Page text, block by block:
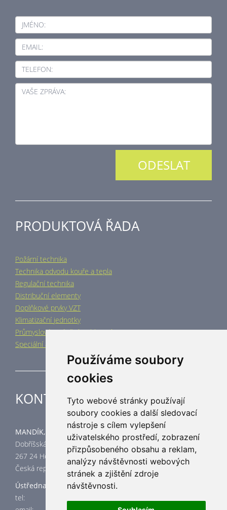
Používáme soubory
cookies
Tyto webové stránky používají
soubory cookies a další sledovací
nástroje s cílem vylepšení
uživatelského prostředí, zobrazení
přizpůsobeného obsahu a reklam,
analýzy návštěvnosti webových
stránek a zjištění zdroje
návštěvnosti.
JMÉNO:
EMAIL:
TELEFON:
VAŠE ZPRÁVA:
PRODUKTOVÁ ŘADA
Požární technika
Technika odvodu kouře a tepla
Regulační technika
Distribuční elementy
Doplňkové prvky VZT
Klimatizační jednotky
Průmyslové vytápění a chlazení
Speciální aplikace
KONTAKT
MANDÍK, a.s.
Dobříšská 550
267 24 Hostomice
Česká republika
Ústředna
tel: +420 311 706 706